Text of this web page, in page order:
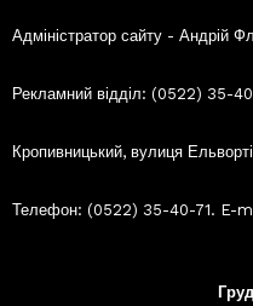
Адміністратор сайту - Андрій
Рекламний відділ: (0522) 35-
Кропивницький, вулиця
Телефон: (0522) 35-40-71. E-